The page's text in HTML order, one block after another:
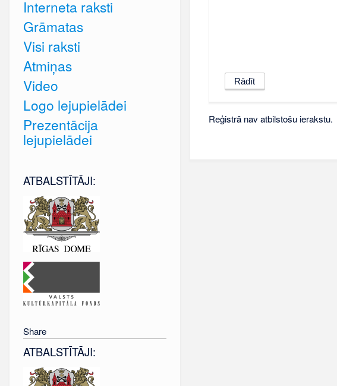
Reģistrā nav atbilstošu ierakstu.
Interneta raksti
Grāmatas
Visi raksti
Atmiņas
Video
Logo lejupielādei
Prezentācija
lejupielādei
ATBALSTĪTĀJI:
Share
ATBALSTĪTĀJI: